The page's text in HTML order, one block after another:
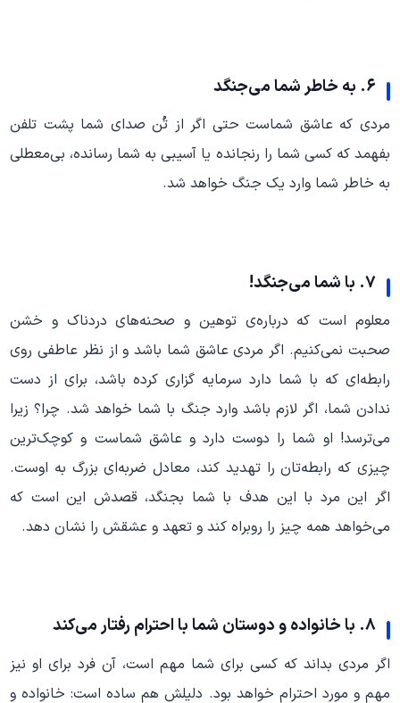
۶. به خاطر شما می‌جنگد
مردی که عاشق شماست حتی اگر از تُن صدای شما پشت تلفن
بفهمد که کسی شما را رنجانده یا آسیبی به شما رسانده، بی‌معطلی
به خاطر شما وارد یک جنگ خواهد شد.
۷. با شما می‌جنگد!
معلوم است که درباره‌ی توهین و صحنه‌های دردناک و خشن
صحبت نمی‌کنیم. اگر مردی عاشق شما باشد و از نظر عاطفی روی
رابطه‌ای که با شما دارد سرمایه گزاری کرده باشد، برای از دست
ندادن شما، اگر لازم باشد وارد جنگ با شما خواهد شد. چرا؟ زیرا
می‌ترسد! او شما را دوست دارد و عاشق شماست و کوچک‌ترین
چیزی که رابطه‌تان را تهدید کند، معادل ضربه‌ای بزرگ به اوست.
اگر این مرد با این هدف با شما بجنگد، قصدش این است که
می‌خواهد همه چیز را روبراه کند و تعهد و عشقش را نشان دهد.
۸. با خانواده و دوستان شما با احترام رفتار می‌کند
اگر مردی بداند که کسی برای شما مهم است، آن فرد برای او نیز
مهم و مورد احترام خواهد بود. دلیلش هم ساده است: خانواده و